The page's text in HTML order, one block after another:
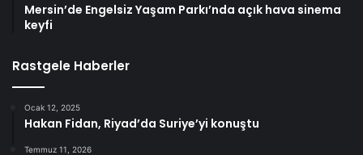
Mersin’de Engelsiz Yaşam Parkı’nda açık hava sinema
keyfi
Rastgele Haberler
Ocak 12, 2025
Hakan Fidan, Riyad’da Suriye’yi konuştu
Temmuz 11, 2026